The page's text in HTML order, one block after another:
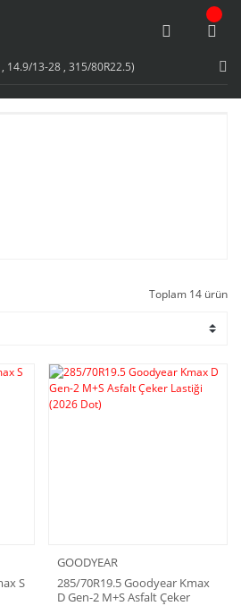
Toplam 14 ürün
S
GOODYEAR
285/70R19.5 Goodyear Kmax
D Gen-2 M+S Asfalt Çeker